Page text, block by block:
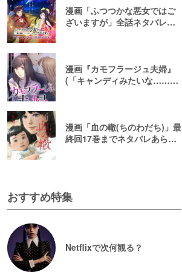
漫画「ふつつかな悪女ではご
ざいますが」全話ネタバレあ
漫画『カモフラージュ夫婦』
(「キャンディみたいな……」)
漫画「血の轍(ちのわだち)」最
終回17巻までネタバレあらす
おすすめ特集
Netflixで次何観る？